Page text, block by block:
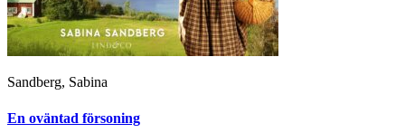
Sandberg, Sabina
En oväntad försoning